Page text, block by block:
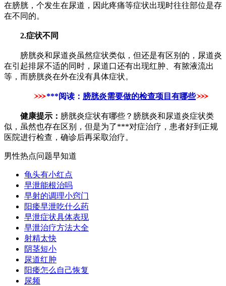
在膀胱，个发生在尿道，因此疼痛等症状出现时往往部位是存
在不同的。
2.症状不同
膀胱炎和尿道炎虽然症状类似，但还是有区别的，尿道炎
在引起排尿不适的同时，尿道口还有出现红肿、有脓液流出
等，而膀胱炎在外在没有具体症状。
***阅读： 膀胱炎需要做的检查项目有哪些
健康提示： 膀胱炎症状有哪些？膀胱炎和尿道炎症状类
似，虽然也存在区别，但是为了***对症治疗，患者好到正规
医院进行检查，确诊后再采取治疗。
男性热点问题早知道
龟头有小红点
早泄能根治吗
早射的调理小窍门
阳痿早泄吃什么药
早泄症状具体表现
早泄治疗方法大全
射精太快
阴茎短小
尿道红肿
阳痿怎么自己恢复
尿频